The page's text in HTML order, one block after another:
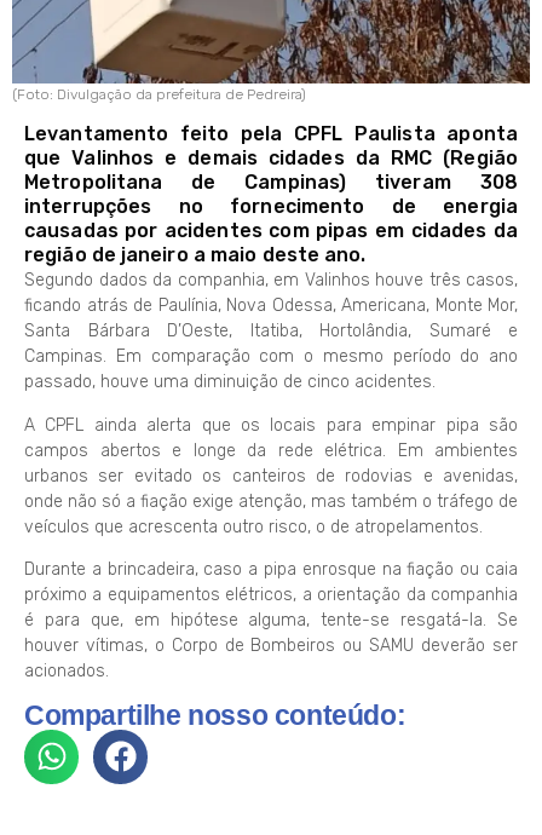
(Foto: Divulgação da prefeitura de Pedreira)
Levantamento feito pela CPFL Paulista aponta
que Valinhos e demais cidades da RMC (Região
Metropolitana de Campinas) tiveram 308
interrupções no fornecimento de energia
causadas por acidentes com pipas em cidades da
região de janeiro a maio deste ano.
Segundo dados da companhia, em Valinhos houve três casos,
ficando atrás de Paulínia, Nova Odessa, Americana, Monte Mor,
Santa Bárbara D’Oeste, Itatiba, Hortolândia, Sumaré e
Campinas. Em comparação com o mesmo período do ano
passado, houve uma diminuição de cinco acidentes.
A CPFL ainda alerta que os locais para empinar pipa são
campos abertos e longe da rede elétrica. Em ambientes
urbanos ser evitado os canteiros de rodovias e avenidas,
onde não só a fiação exige atenção, mas também o tráfego de
veículos que acrescenta outro risco, o de atropelamentos.
Durante a brincadeira, caso a pipa enrosque na fiação ou caia
próximo a equipamentos elétricos, a orientação da companhia
é para que, em hipótese alguma, tente-se resgatá-la. Se
houver vítimas, o Corpo de Bombeiros ou SAMU deverão ser
acionados.
Compartilhe nosso conteúdo: